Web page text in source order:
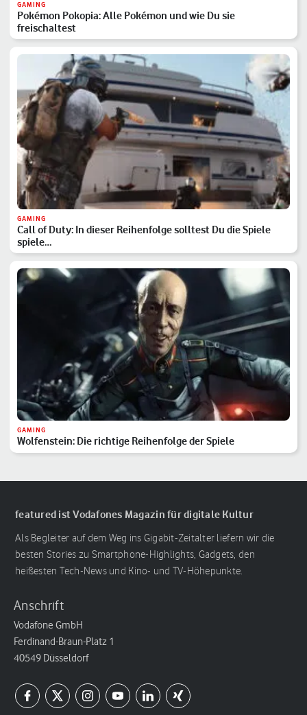
GAMING
Pokémon Pokopia: Alle Pokémon und wie Du sie
freischaltest
GAMING
Call of Duty: In dieser Reihenfolge solltest Du die Spiele
spiele…
GAMING
Wolfenstein: Die richtige Reihenfolge der Spiele
featured ist Vodafones Magazin für digitale Kultur
Als Begleiter auf dem Weg ins Gigabit-Zeitalter liefern wir die
besten Stories zu Smartphone-Highlights, Gadgets, den
heißesten Tech-News und Kino- und TV-Höhepunkte.
Anschrift
Vodafone GmbH
Ferdinand-Braun-Platz 1
40549 Düsseldorf